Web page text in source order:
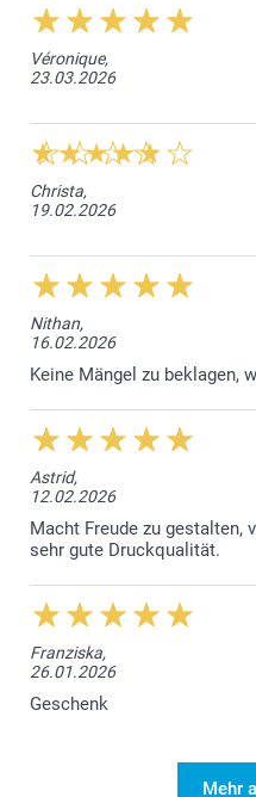
des Reisebechers
Véronique,
23.03.2026
Christa,
19.02.2026
Nithan,
16.02.2026
Keine Mängel zu beklagen,
Astrid,
12.02.2026
Macht Freude zu gestalten,
sehr gute Druckqualität.
Franziska,
26.01.2026
Geschenk
Mehr